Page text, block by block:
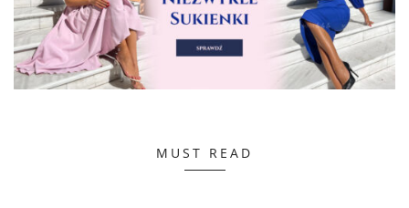
MUST READ